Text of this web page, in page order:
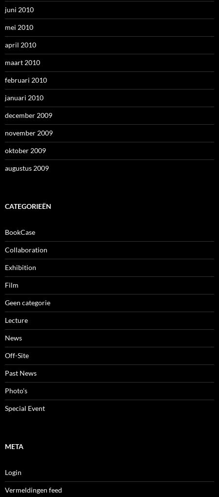
juni 2010
mei 2010
april 2010
maart 2010
februari 2010
januari 2010
december 2009
november 2009
oktober 2009
augustus 2009
CATEGORIEËN
BookCase
Collaboration
Exhibition
Film
Geen categorie
Lecture
News
Off-Site
Past News
Photo's
Special Event
META
Login
Vermeldingen feed